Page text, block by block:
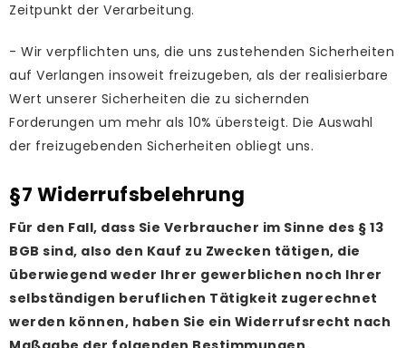
Zeitpunkt der Verarbeitung.
- Wir verpflichten uns, die uns zustehenden Sicherheiten
auf Verlangen insoweit freizugeben, als der realisierbare
Wert unserer Sicherheiten die zu sichernden
Forderungen um mehr als 10% übersteigt. Die Auswahl
der freizugebenden Sicherheiten obliegt uns.
§7 Widerrufsbelehrung
Für den Fall, dass Sie Verbraucher im Sinne des § 13
BGB sind, also den Kauf zu Zwecken tätigen, die
überwiegend weder Ihrer gewerblichen noch Ihrer
selbständigen beruflichen Tätigkeit zugerechnet
werden können, haben Sie ein Widerrufsrecht nach